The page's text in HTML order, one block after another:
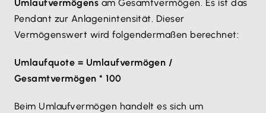
Umlaufvermögens am Gesamtvermögen. Es ist das
Pendant zur Anlagenintensität. Dieser
Vermögenswert wird folgendermaßen berechnet:
Umlaufquote = Umlaufvermögen /
Gesamtvermögen * 100
Beim Umlaufvermögen handelt es sich um